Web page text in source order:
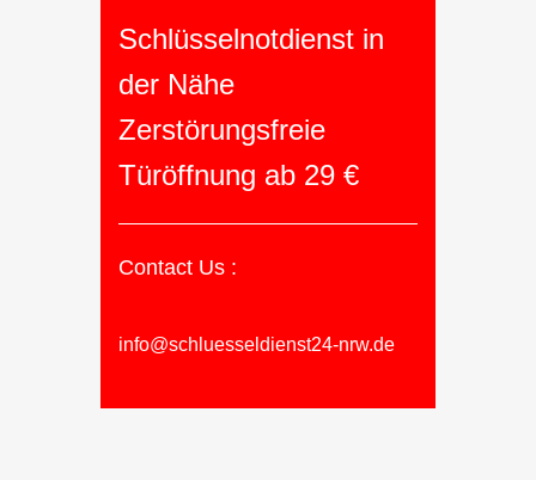
Schlüsselnotdienst in
der Nähe
Zerstörungsfreie
Türöffnung ab 29 €
Contact Us :
info@schluesseldienst24-nrw.de